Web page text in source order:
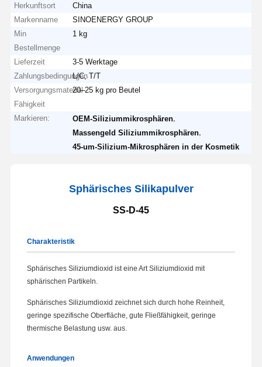
Herkunftsort
China
Markenname
SINOENERGY GROUP
Min
Bestellmenge
1 kg
Lieferzeit
3-5 Werktage
ZahlungsbedingungenL/C, T/T
Versorgungsmaterial-
Fähigkeit
20–25 kg pro Beutel
Markieren: OEM-Siliziummikrosphären
Massengeld Siliziummikrosphären
45-um-Silizium-Mikrosphären in der Kosmetik
Sphärisches Silikapulver
SS-D-45
Charakteristik
Sphärisches Siliziumdioxid ist eine Art Siliziumdioxid mit
sphärischen Partikeln.
Sphärisches Siliziumdioxid zeichnet sich durch hohe Reinheit,
geringe spezifische Oberfläche, gute Fließfähigkeit, geringe
thermische Belastung usw. aus.
Anwendungen